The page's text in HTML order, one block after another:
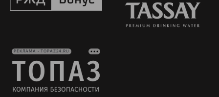
РЕКЛАМА • TOPAZ24.RU